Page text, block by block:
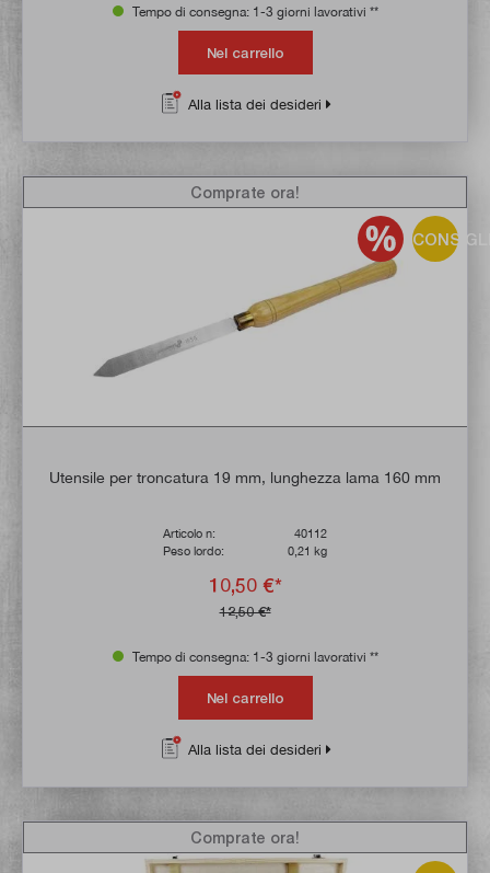
Tempo di consegna: 1-3 giorni lavorativi **
Nel carrello
Alla lista dei desideri
Utensile per troncatura 19 mm, lunghezza lama 160 mm
Articolo n:
40112
Peso lordo:
0,21 kg
10,50 €*
12,50 €*
Comprate ora!
Tempo di consegna: 1-3 giorni lavorativi **
Nel carrello
Alla lista dei desideri
Comprate ora!